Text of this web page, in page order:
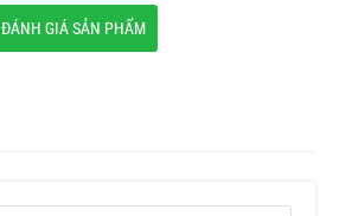
ĐÁNH GIÁ SẢN PHẨM